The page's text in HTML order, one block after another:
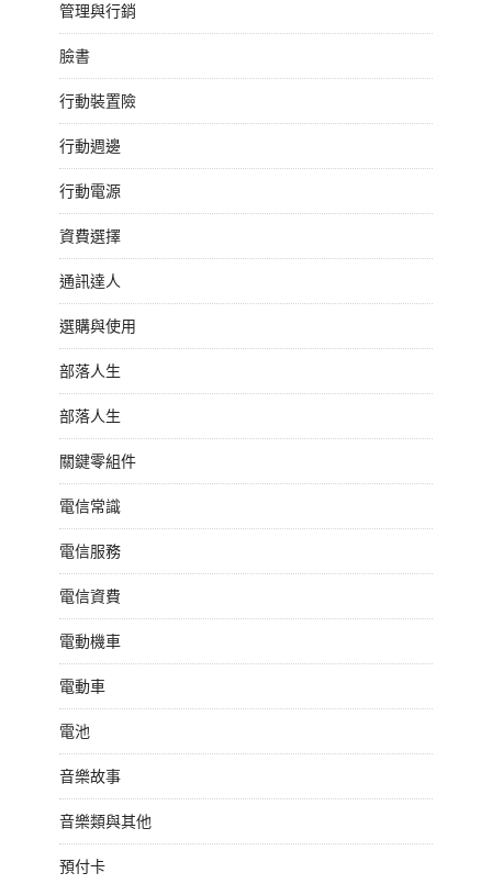
管理與行銷
臉書
行動裝置險
行動週邊
行動電源
資費選擇
通訊達人
選購與使用
部落人生
部落人生
關鍵零組件
電信常識
電信服務
電信資費
電動機車
電動車
電池
音樂故事
音樂類與其他
預付卡